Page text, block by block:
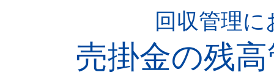
回収管理
売掛金の残